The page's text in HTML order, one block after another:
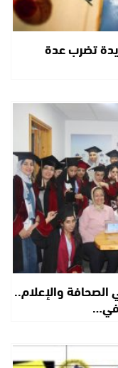
تضرب عدة
الصحافة والإعلام..